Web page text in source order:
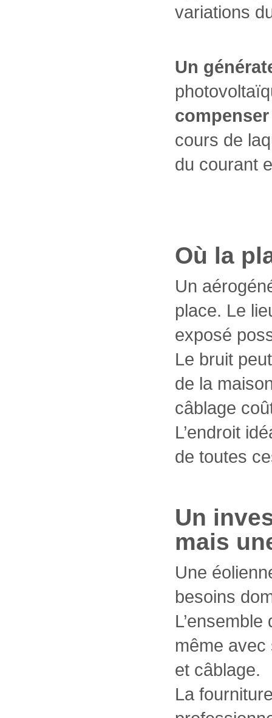
variations
Un
cours de
du courant
Où la
Un
place. Le
exposé
Le bruit
de la
câblage
L’endroit
de toutes
Un
mais
Une
besoins
même avec
et câblage.
La